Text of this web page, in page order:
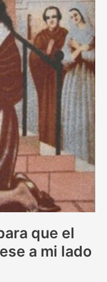
que el
a mi lado